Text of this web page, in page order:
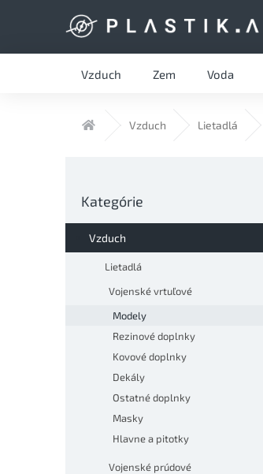
Vzduch Zem Voda
DomovVzduch Lietadlá
p
kategórie
Kategórie
Vzduch
Lietadlá
Vojenské vrtuľové
Modely
Rezinové doplnky
Kovové doplnky
Dekály
Ostatné doplnky
Masky
Hlavne a pitotky
Vojenské prúdové